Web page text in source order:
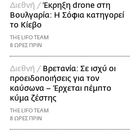
Διεθνή /Έκρηξη drone στη
Βουλγαρία: Η Σόφια κατηγορεί
το Κίεβο
THE LIFO TEAM
8 ΩΡΕΣ ΠΡΙΝ
Διεθνή / Βρετανία: Σε ισχύ οι
προειδοποιήσεις για τον
καύσωνα – Έρχεται πέμπτο
κύμα ζέστης
THE LIFO TEAM
8 ΩΡΕΣ ΠΡΙΝ